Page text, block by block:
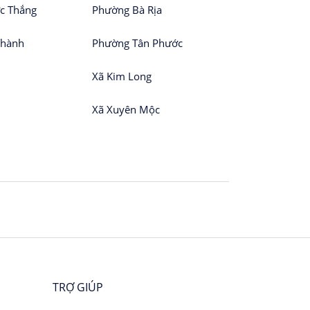
Thắng Phường Bà Rịa
Phường Tân Phước
Xã Kim Long
Xã Xuyên Mộc
TRỢ GIÚP